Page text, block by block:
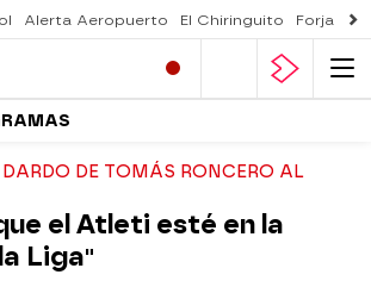
Alerta Aeropuerto El Chiringuito Forjado
DARDO DE TOMÁS RONCERO AL
el Atleti esté en la
Liga"